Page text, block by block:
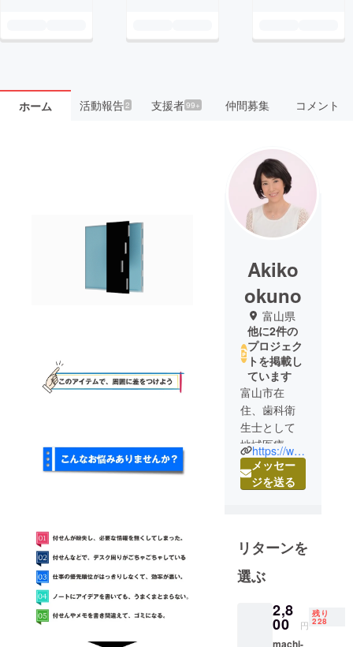
ホーム 活動報告2 支援者99+ 仲間募集 コメント
Akiko
okuno
富山県
他に2件の
プロジェク
トを掲載し
ています
富山市在
住、歯科衛
生士として
地域医療に
携わってい
ましたが、
海外商品の
魅力には
まってしま
ジネスで起
業。 ヨー
https://www.backfieldjapan.com
メッセー
ジを送る
リターンを
選ぶ
2,8
00 円
残り
228